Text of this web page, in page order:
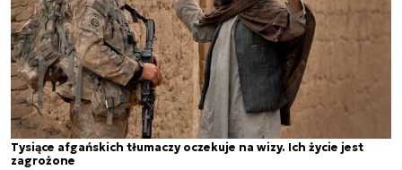
Tysiące afgańskich tłumaczy oczekuje na wizy. Ich życie jest
zagrożone